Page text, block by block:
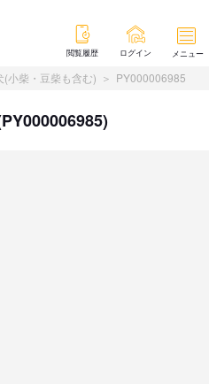
閲覧履歴 ログイン メニュー
(小柴・豆柴も含む) PY000006985